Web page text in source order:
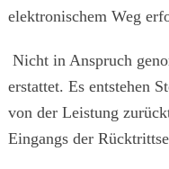
elektronischem Weg
Nicht in Anspruch
erstattet. Es entstehen
von der Leistung
Eingangs der